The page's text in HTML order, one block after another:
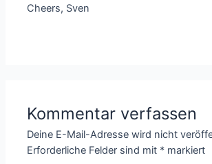
Cheers, Sven
Kommentar verfassen
Deine E-Mail-Adresse wird nicht
Erforderliche Felder sind mit * markiert